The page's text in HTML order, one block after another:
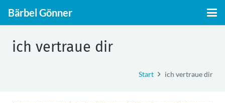
Bärbel Gönner
ich vertraue dir
Start ich vertraue dir